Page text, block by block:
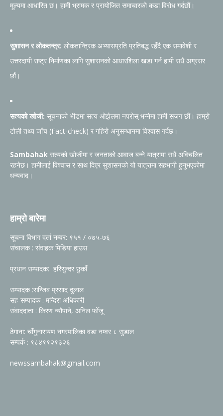
मूल्यमा आधारित छ। हामी भ्रामक र प्रायोजित समाचारको कडा विरोध गर्दछौं।
सुशासन र लोकतन्त्र: लोकतान्त्रिक अभ्यासप्रति प्रतिबद्ध रहँदै एक समावेशी र
उत्तरदायी राष्ट्र निर्माणका लागि सुशासनको आधारशिला खडा गर्न हामी सधैं अग्रसर
छौं।
सत्यको खोजी: सूचनाको भीडमा सत्य ओझेलमा नपरोस् भन्नेमा हामी सजग छौं। हाम्रो
टोली तथ्य जाँच (Fact-check) र गहिरो अनुसन्धानमा विश्वास गर्दछ।
Sambahak सत्यको खोजीमा र जनताको आवाज बन्ने यात्रामा सधैं अविचलित
रहनेछ। हामीलाई विश्वास र साथ दिएर सुशासनको यो यात्रामा सहभागी हुनुभएकोमा
धन्यवाद।
हाम्रो बारेमा
सूचना विभाग दर्ता नम्वर: ९५१ / ०७५-७६
संचालक : संवाहक मिडिया हाउस
प्रधान सम्पादक: हरिसुन्दर छुकाँ
सम्पादक :सन्जिब प्रसाद दुलाल
सह-सम्पादक : मन्दिरा अधिकारी
संवाददाता : किरण न्यौपाने, अनिल फोँजू
ठेगाना: चाँगुनारायण नगरपालिका वडा नम्वर ८ सुडाल
सम्पर्क : ९८४९९२९३२६
newssambahak@gmail.com